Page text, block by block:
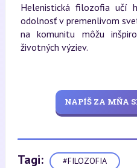
Helenistická filozofia učí
odolnosť v premenlivom
na komunitu môžu
životných výziev.
NAPÍŠ ZA MŇA
Tagi: #FILOZOFIA